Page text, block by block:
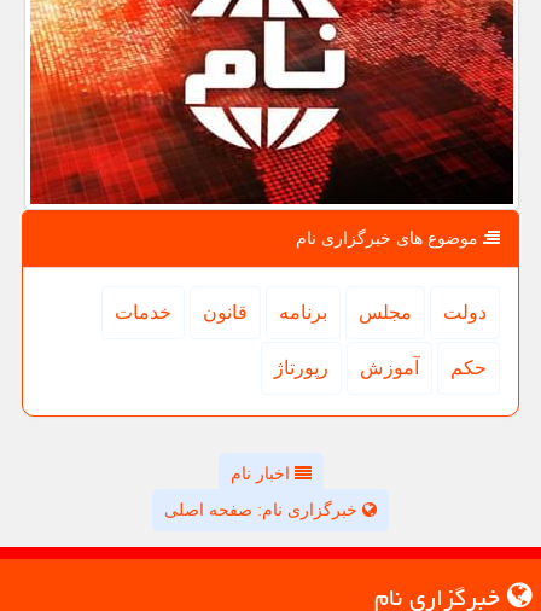
موضوع های خبرگزاری نام
دولت مجلس برنامه قانون خدمات
حكم آموزش رپورتاژ
اخبار نام
خبرگزاری نام: صفحه اصلی
خبرگزاری نام